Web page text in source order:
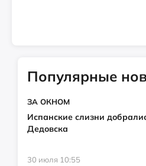
Популярные
ЗА ОКНОМ
Испанские слизни
Дедовска
30 июля 10:55